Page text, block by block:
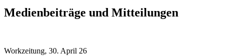
Medienbeiträge und Mitteilungen
Workzeitung, 30. April 26